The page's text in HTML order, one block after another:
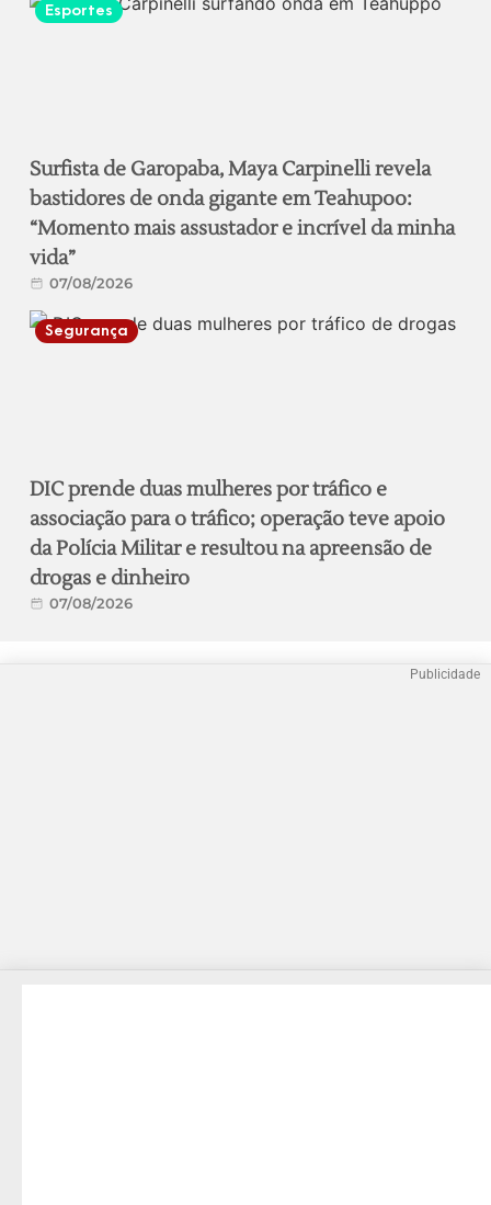
Esportes
Surfista de Garopaba, Maya Carpinelli revela
bastidores de onda gigante em Teahupoo:
“Momento mais assustador e incrível da minha
vida”
07/08/2026
Segurança
DIC prende duas mulheres por tráfico e
associação para o tráfico; operação teve apoio
da Polícia Militar e resultou na apreensão de
drogas e dinheiro
07/08/2026
Publicidade